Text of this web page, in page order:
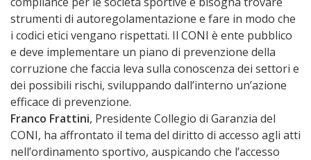
strumenti di autoregolamentazione e fare in modo che
i codici etici vengano rispettati. Il CONI è ente pubblico
e deve implementare un piano di prevenzione della
corruzione che faccia leva sulla conoscenza dei settori e
dei possibili rischi, sviluppando dall’interno un’azione
efficace di prevenzione.
Franco Frattini, Presidente Collegio di Garanzia del
CONI, ha affrontato il tema del diritto di accesso agli atti
nell’ordinamento sportivo, auspicando che l’accesso